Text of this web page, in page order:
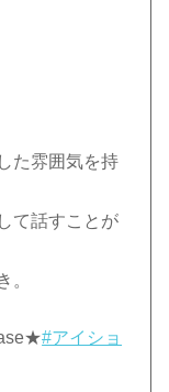
た雰囲気を持
て話すことが
。
#アイショ